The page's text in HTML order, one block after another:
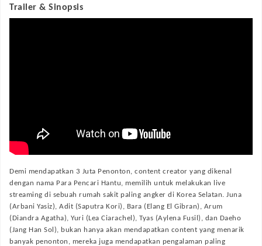
Trailer & Sinopsis
Demi mendapatkan 3 Juta Penonton, content creator yang dikenal
dengan nama Para Pencari Hantu, memilih untuk melakukan live
streaming di sebuah rumah sakit paling angker di Korea Selatan. Juna
(Arbani Yasiz), Adit (Saputra Kori), Bara (Elang El Gibran), Arum
(Diandra Agatha), Yuri (Lea Ciarachel), Tyas (Aylena Fusil), dan Daeho
(Jang Han Sol), bukan hanya akan mendapatkan content yang menarik
banyak penonton, mereka juga mendapatkan pengalaman paling